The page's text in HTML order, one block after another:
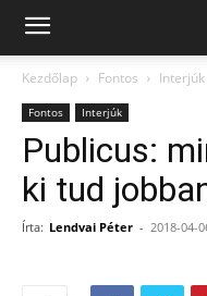
Kezdőlap Fontos Interjúk
Fontos Interjúk
Publicus:
ki tud
Írta: Lendvai Péter - 2018-04-